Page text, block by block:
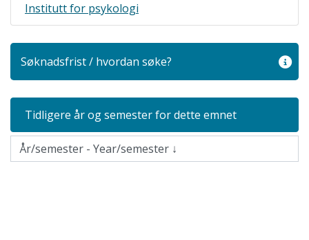
Institutt for psykologi
Søknadsfrist / hvordan søke?
Tidligere år og semester for dette emnet